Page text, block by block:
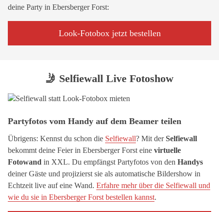
deine Party in Ebersberger Forst:
Look-Fotobox jetzt bestellen
🤳 Selfiewall Live Fotoshow
Partyfotos vom Handy auf dem Beamer teilen
Übrigens: Kennst du schon die Selfiewall? Mit derSelfiewall
bekommt deine Feier in Ebersberger Forst eine virtuelle
Fotowand in XXL. Du empfängst Partyfotos von den Handys
deiner Gäste und projizierst sie als automatische Bildershow in
Echtzeit live auf eine Wand. Erfahre mehr über die Selfiewall und
wie du sie in Ebersberger Forst bestellen kannst.